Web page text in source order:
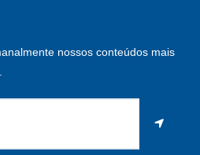
nossos conteúdos mais